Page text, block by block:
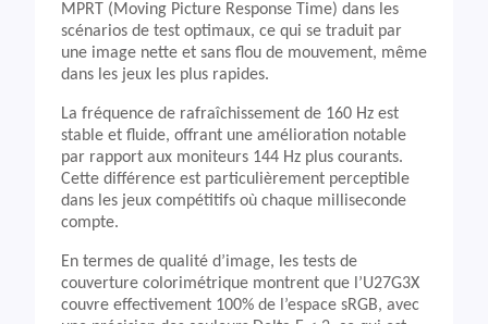
MPRT (Moving Picture Response Time) dans les
scénarios de test optimaux, ce qui se traduit par
une image nette et sans flou de mouvement, même
dans les jeux les plus rapides.
La fréquence de rafraîchissement de 160 Hz est
stable et fluide, offrant une amélioration notable
par rapport aux moniteurs 144 Hz plus courants.
Cette différence est particulièrement perceptible
dans les jeux compétitifs où chaque milliseconde
compte.
En termes de qualité d’image, les tests de
couverture colorimétrique montrent que l’U27G3X
couvre effectivement 100% de l’espace sRGB, avec